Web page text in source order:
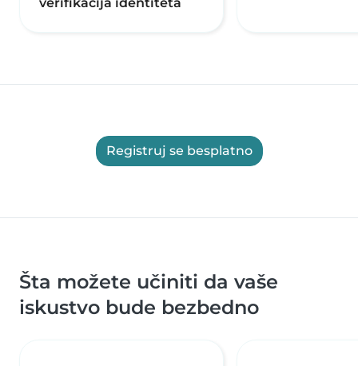
Registruj se besplatno
Šta možete učiniti da vaše
iskustvo bude bezbedno